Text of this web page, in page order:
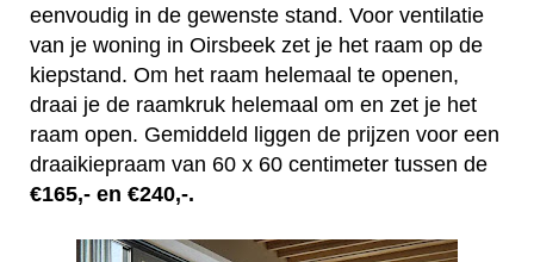
eenvoudig in de gewenste stand. Voor ventilatie
van je woning in Oirsbeek zet je het raam op de
kiepstand. Om het raam helemaal te openen,
draai je de raamkruk helemaal om en zet je het
raam open. Gemiddeld liggen de prijzen voor een
draaikiepraam van 60 x 60 centimeter tussen de
€165,- en €240,-.